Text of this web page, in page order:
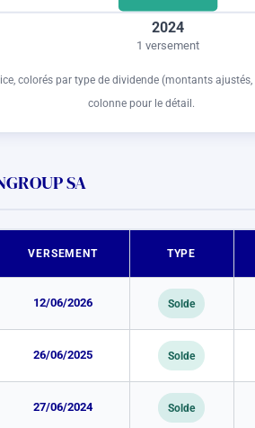
2024
1 versement
colorés par type de dividende (montants ajustés,
colonne pour le détail.
SA
VERSEMENT TYPE
12/06/2026 Solde
26/06/2025 Solde
27/06/2024 Solde